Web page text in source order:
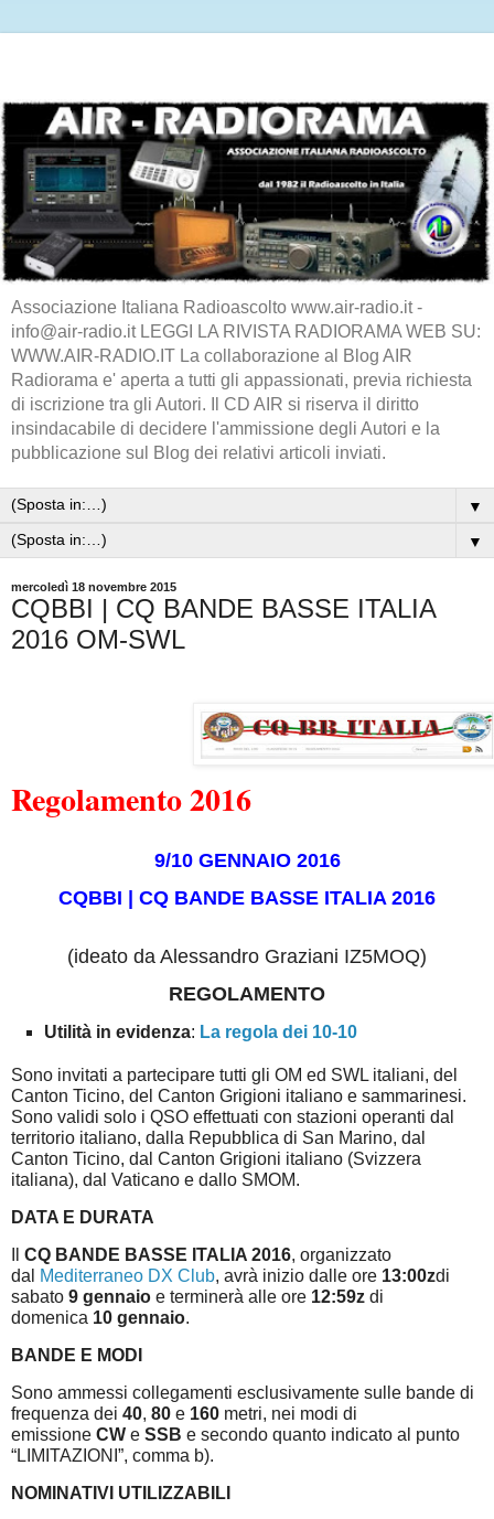
Associazione Italiana Radioascolto www.air-radio.it -
info@air-radio.it LEGGI LA RIVISTA RADIORAMA WEB SU:
WWW.AIR-RADIO.IT La collaborazione al Blog AIR
Radiorama e' aperta a tutti gli appassionati, previa richiesta
di iscrizione tra gli Autori. Il CD AIR si riserva il diritto
insindacabile di decidere l'ammissione degli Autori e la
pubblicazione sul Blog dei relativi articoli inviati.
▼
▼
mercoledì 18 novembre 2015
CQBBI | CQ BANDE BASSE ITALIA
2016 OM-SWL
Regolamento 2016
9/10 GENNAIO 2016
CQBBI | CQ BANDE BASSE ITALIA 2016
(ideato da Alessandro Graziani IZ5MOQ)
REGOLAMENTO
Utilità in evidenza: La regola dei 10-10
Sono invitati a partecipare tutti gli OM ed SWL italiani, del
Canton Ticino, del Canton Grigioni italiano e sammarinesi.
Sono validi solo i QSO effettuati con stazioni operanti dal
territorio italiano, dalla Repubblica di San Marino, dal
Canton Ticino, dal Canton Grigioni italiano (Svizzera
italiana), dal Vaticano e dallo SMOM.
DATA E DURATA
CQ BANDE BASSE ITALIA 2016, organizzato
dal
Mediterraneo DX Club, avrà inizio dalle ore 13:00zdi
sabato 9 gennaio e terminerà alle ore 12:59z di
domenica 10 gennaio.
BANDE E MODI
Sono ammessi collegamenti esclusivamente sulle bande di
frequenza dei 40, 80 e 160 metri, nei modi di
emissione CW e SSB e secondo quanto indicato al punto
“LIMITAZIONI”, comma b).
NOMINATIVI UTILIZZABILI